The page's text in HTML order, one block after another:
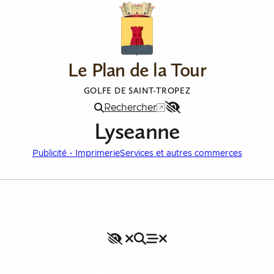
Le Plan de la Tour
GOLFE DE SAINT-TROPEZ
Menu
Rechercher
Lyseanne
Publicité - ImprimerieServices et autres commerces
Accessibilité
Rechercher